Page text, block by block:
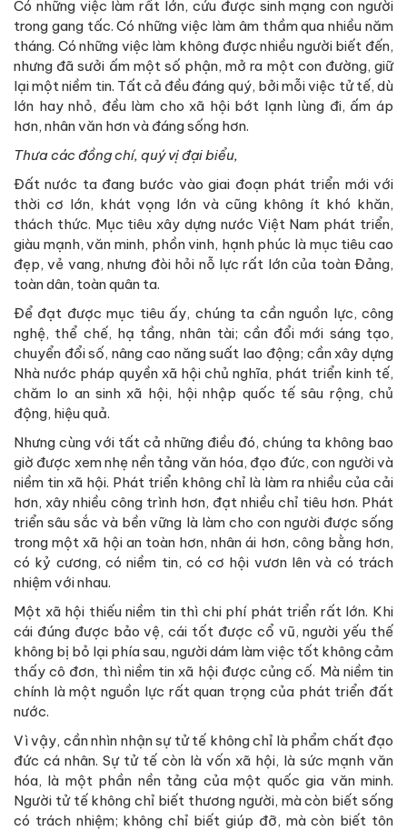
Có những việc làm rất lớn, cứu được sinh mạng con người
trong gang tấc. Có những việc làm âm thầm qua nhiều năm
tháng. Có những việc làm không được nhiều người biết đến,
nhưng đã sưởi ấm một số phận, mở ra một con đường, giữ
lại một niềm tin. Tất cả đều đáng quý, bởi mỗi việc tử tế, dù
lớn hay nhỏ, đều làm cho xã hội bớt lạnh lùng đi, ấm áp
hơn, nhân văn hơn và đáng sống hơn.
Thưa các đồng chí, quý vị đại biểu,
Đất nước ta đang bước vào giai đoạn phát triển mới với
thời cơ lớn, khát vọng lớn và cũng không ít khó khăn,
thách thức. Mục tiêu xây dựng nước Việt Nam phát triển,
giàu mạnh, văn minh, phồn vinh, hạnh phúc là mục tiêu cao
đẹp, vẻ vang, nhưng đòi hỏi nỗ lực rất lớn của toàn Đảng,
toàn dân, toàn quân ta.
Để đạt được mục tiêu ấy, chúng ta cần nguồn lực, công
nghệ, thể chế, hạ tầng, nhân tài; cần đổi mới sáng tạo,
chuyển đổi số, nâng cao năng suất lao động; cần xây dựng
Nhà nước pháp quyền xã hội chủ nghĩa, phát triển kinh tế,
chăm lo an sinh xã hội, hội nhập quốc tế sâu rộng, chủ
động, hiệu quả.
Nhưng cùng với tất cả những điều đó, chúng ta không bao
giờ được xem nhẹ nền tảng văn hóa, đạo đức, con người và
niềm tin xã hội. Phát triển không chỉ là làm ra nhiều của cải
hơn, xây nhiều công trình hơn, đạt nhiều chỉ tiêu hơn. Phát
triển sâu sắc và bền vững là làm cho con người được sống
trong một xã hội an toàn hơn, nhân ái hơn, công bằng hơn,
có kỷ cương, có niềm tin, có cơ hội vươn lên và có trách
nhiệm với nhau.
Một xã hội thiếu niềm tin thì chi phí phát triển rất lớn. Khi
cái đúng được bảo vệ, cái tốt được cổ vũ, người yếu thế
không bị bỏ lại phía sau, người dám làm việc tốt không cảm
thấy cô đơn, thì niềm tin xã hội được củng cố. Mà niềm tin
chính là một nguồn lực rất quan trọng của phát triển đất
nước.
Vì vậy, cần nhìn nhận sự tử tế không chỉ là phẩm chất đạo
đức cá nhân. Sự tử tế còn là vốn xã hội, là sức mạnh văn
hóa, là một phần nền tảng của một quốc gia văn minh.
Người tử tế không chỉ biết thương người, mà còn biết sống
có trách nhiệm; không chỉ biết giúp đỡ, mà còn biết tôn